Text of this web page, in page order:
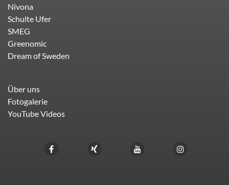
Nivona
Schulte Ufer
SMEG
Greenomic
Dream of Sweden
Über uns
Fotogalerie
YouTube Videos